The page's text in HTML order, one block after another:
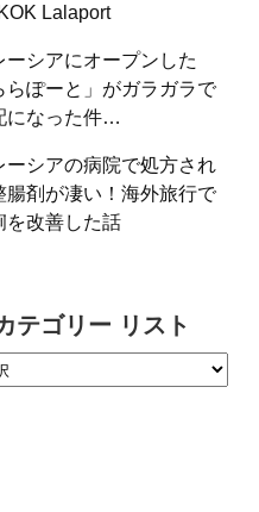
Lalaport
ーシアにオープンした
らぽーと」がガラガラで
になった件…
ーシアの病院で処方され
腸剤が凄い！海外旅行で
を改善した話
テゴリー リスト